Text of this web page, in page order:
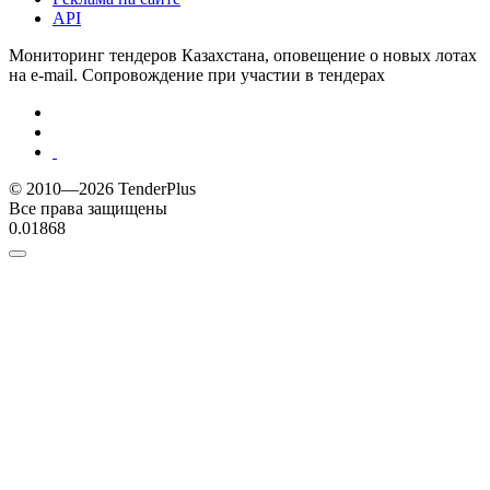
API
Мониторинг тендеров Казахстана, оповещение о новых лотах
на e-mail. Сопровождение при участии в тендерах
© 2010—2026 TenderPlus
Все права защищены
0.01868